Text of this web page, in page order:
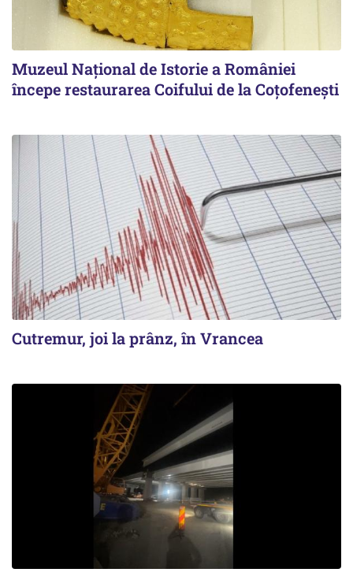
Muzeul Național de Istorie a României
începe restaurarea Coifului de la Coțofenești
Cutremur, joi la prânz, în Vrancea